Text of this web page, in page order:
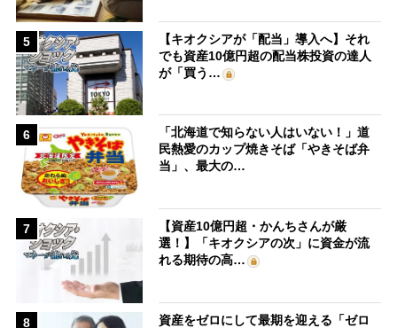
5
【キオクシアが「配当」導入へ】それ
でも資産10億円超の配当株投資の達人
が「買う…
6
「北海道で知らない人はいない！」道
民熱愛のカップ焼きそば「やきそば弁
当」、最大の…
7
【資産10億円超・かんちさんが厳
選！】「キオクシアの次」に資金が流
れる期待の高…
8 資産をゼロにして最期を迎える「ゼロ